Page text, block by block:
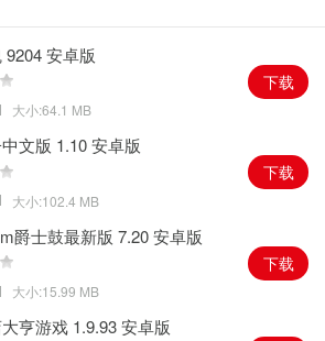
9204 安卓版
大小:64.1 MB
下载
文版 1.10 安卓版
大小:102.4 MB
下载
爵士鼓最新版 7.20 安卓版
大小:15.99 MB
下载
亨游戏 1.9.93 安卓版